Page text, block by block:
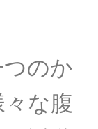
のか
な腹